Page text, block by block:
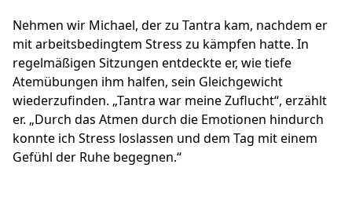
Nehmen wir Michael, der zu Tantra kam, nachdem er
mit arbeitsbedingtem Stress zu kämpfen hatte. In
regelmäßigen Sitzungen entdeckte er, wie tiefe
Atemübungen ihm halfen, sein Gleichgewicht
wiederzufinden. „Tantra war meine Zuflucht“, erzählt
er. „Durch das Atmen durch die Emotionen hindurch
konnte ich Stress loslassen und dem Tag mit einem
Gefühl der Ruhe begegnen.“